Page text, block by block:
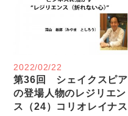
2022/02/22
第36回 シェイクスピア
の登場人物のレジリエン
ス（24）コリオレイナス